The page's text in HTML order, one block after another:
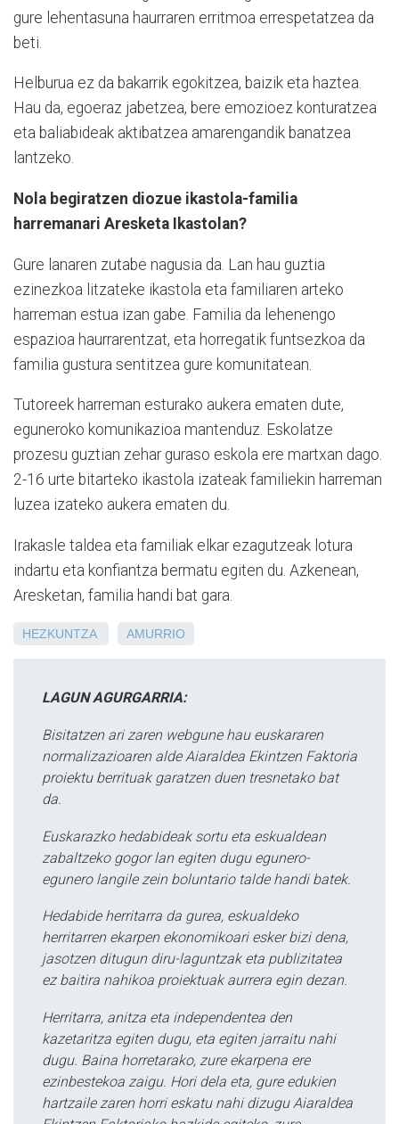
gure lehentasuna haurraren erritmoa errespetatzea da
beti.
Helburua ez da bakarrik egokitzea, baizik eta haztea.
Hau da, egoeraz jabetzea, bere emozioez konturatzea
eta baliabideak aktibatzea amarengandik banatzea
lantzeko.
Nola begiratzen diozue ikastola-familia
harremanari Aresketa Ikastolan?
Gure lanaren zutabe nagusia da. Lan hau guztia
ezinezkoa litzateke ikastola eta familiaren arteko
harreman estua izan gabe. Familia da lehenengo
espazioa haurrarentzat, eta horregatik funtsezkoa da
familia gustura sentitzea gure komunitatean.
Tutoreek harreman esturako aukera ematen dute,
eguneroko komunikazioa mantenduz. Eskolatze
prozesu guztian zehar guraso eskola ere martxan dago.
2-16 urte bitarteko ikastola izateak familiekin harreman
luzea izateko aukera ematen du.
Irakasle taldea eta familiak elkar ezagutzeak lotura
indartu eta konfiantza bermatu egiten du. Azkenean,
Aresketan, familia handi bat gara.
HEZKUNTZA AMURRIO
LAGUN AGURGARRIA:
Bisitatzen ari zaren webgune hau euskararen
normalizazioaren alde Aiaraldea Ekintzen Faktoria
proiektu berrituak garatzen duen tresnetako bat
da.
Euskarazko hedabideak sortu eta eskualdean
zabaltzeko gogor lan egiten dugu egunero-
egunero langile zein boluntario talde handi batek.
Hedabide herritarra da gurea, eskualdeko
herritarren ekarpen ekonomikoari esker bizi dena,
jasotzen ditugun diru-laguntzak eta publizitatea
ez baitira nahikoa proiektuak aurrera egin dezan.
Herritarra, anitza eta independentea den
kazetaritza egiten dugu, eta egiten jarraitu nahi
dugu. Baina horretarako, zure ekarpena ere
ezinbestekoa zaigu. Hori dela eta, gure edukien
hartzaile zaren horri eskatu nahi dizugu Aiaraldea